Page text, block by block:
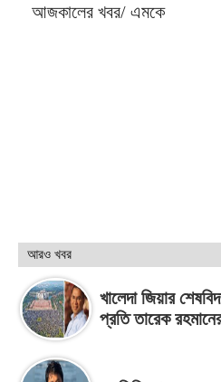
আজকালের খবর/ এমকে
আরও খবর
খালেদা জিয়ার
প্রতি তারেক